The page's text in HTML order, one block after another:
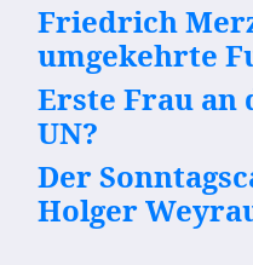
Friedrich
umgekehrte
Erste Frau an
UN?
Der
Holger